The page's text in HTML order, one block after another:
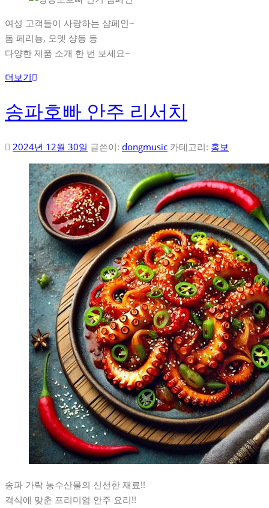
여성 고객들이 사랑하는 샴페인~
돔 페리뇽, 모엣 샹동 등
다양한 제품 소개 한 번 보세요~
더보기
송파호빠 안주 리서치
2024년 12월 30일 글쓴이: dongmusic 카테고리: 홍보
송파 가락 농수산물의 신선한 재료!!
격식에 맞춘 프리미엄 안주 요리!!